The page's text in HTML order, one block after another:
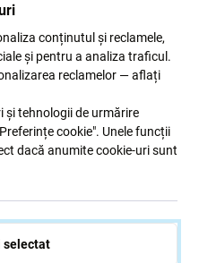
roșie 3mm x
conținutul și reclamele,
și pentru a analiza traficul.
reclamelor — aflați
și tehnologii de urmărire
cookie". Unele funcții
dacă anumite cookie-uri sunt
selectat